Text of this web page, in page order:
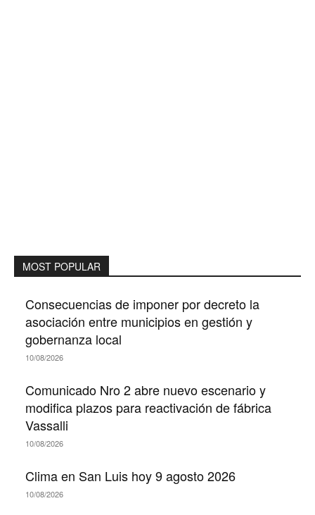
MOST POPULAR
Consecuencias de imponer por decreto la
asociación entre municipios en gestión y
gobernanza local
10/08/2026
Comunicado Nro 2 abre nuevo escenario y
modifica plazos para reactivación de fábrica
Vassalli
10/08/2026
Clima en San Luis hoy 9 agosto 2026
10/08/2026